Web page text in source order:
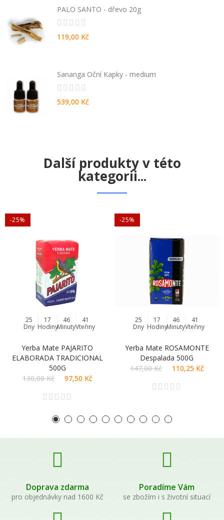
PALO SANTO - dřevo 20g
119,00 Kč
Sananga Oční Kapky - medium
539,00 Kč
Další produkty v této
kategorii...
-25%
25
Dny
17
Hodiny
46
Minuty
40
Vteřiny
Yerba Mate PAJARITO
ELABORADA TRADICIONAL
500G
130,00 Kč
97,50 Kč
-25%
25
Dny
17
Hodiny
46
Minuty
40
Vteřiny
Yerba Mate ROSAMONTE
Despalada 500G
147,00 Kč
110,25 Kč
Doprava zdarma
pro objednávky nad 1600 Kč
Poradíme Vám
se zbožím i s životní situací